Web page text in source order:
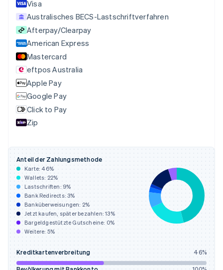
Visa
Australisches BECS-Lastschriftverfahren
Afterpay/Clearpay
American Express
Mastercard
eftpos Australia
Apple Pay
Google Pay
Click to Pay
Zip
Anteil der Zahlungsmethode
Karte: 46%
Wallets: 22%
Lastschriften: 9%
Bank Redirects:3%
Banküberweisungen: 2%
Jetzt kaufen, später bezahlen:13%
Bargeldgestützte Gutscheine: 0%
Weitere: 5%
Kreditkartenverbreitung 46%
Estland
English
Festlandchina
English
Finnland
English Svenska
Frankreich
Français English
Gibraltar
English
Griechenland
English
Irland
English
Italien
ItalianoEnglish
Japan
日本語English
Kanada
EnglishFrançais
EnglishItaliano
Lettland